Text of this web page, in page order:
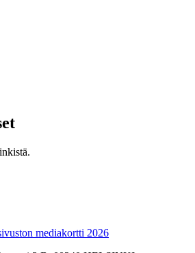
mediakortti 2026